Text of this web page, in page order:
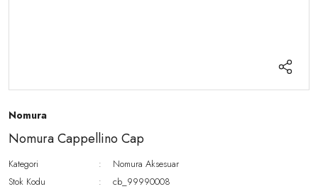
Nomura
Nomura Cappellino Cap
Kategori
Nomura Aksesuar
Stok Kodu
cb_99990008